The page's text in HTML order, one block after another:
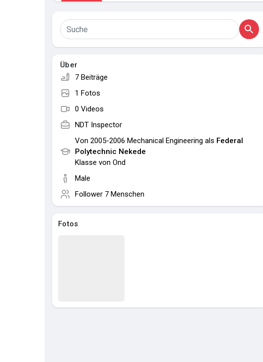
Über
7 Beiträge
1 Fotos
0 Videos
NDT Inspector
Von 2005-2006 Mechanical Engineering als Federal
Polytechnic Nekede
Klasse von Ond
Male
Follower 7 Menschen
Fotos